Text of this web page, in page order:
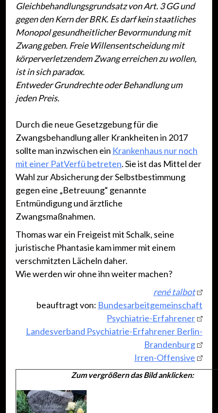
Gleichbehandlungsgrundsatz von Art. 3 GG und
gegen den Kern der BRK. Es darf kein staatliches
Monopol gesundheitlicher Bevormundung mit
Zwang geben. Freie Willensentscheidung mit
körperverletzendem Zwang erreichen zu wollen,
ist in sich paradox.
Entweder Grundrechte oder Behandlung um
jeden Preis.
Durch die neue Gesetzgebung für die
Zwangsbehandlung aller Krankheiten in 2017
sollte man inzwischen ein Krankenhaus nur noch
mit einer PatVerfü betreten. Sie ist das Mittel der
Wahl zur Absicherung der Selbstbestimmung
gegen eine „Betreuung“ genannte
Entmündigung und ärztliche
Zwangsmaßnahmen.
Thomas war ein Freigeist mit Schalk, seine
juristische Phantasie kam immer mit einem
verschmitzten Lächeln daher.
Wie werden wir ohne ihn weiter machen?
rené talbot
beauftragt von: Bundesarbeitgemeinschaft
Psychiatrie-Erfahrener
Landesverband Psychiatrie-Erfahrener Berlin-
Brandenburg
Irren-Offensive
Zum vergrößern das Bild anklicken: